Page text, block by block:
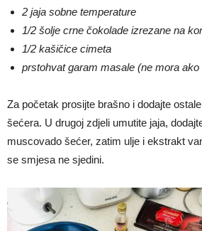
2 jaja sobne temperature
1/2 šolje crne čokolade izrezane na
1/2 kašičice cimeta
prstohvat garam masale (ne mora ako
Za početak prosijte brašno i dodajte
šećera. U drugoj zdjeli umutite jaja,
muscovado šećer, zatim ulje i ekstrakt
se smjesa ne sjedini.